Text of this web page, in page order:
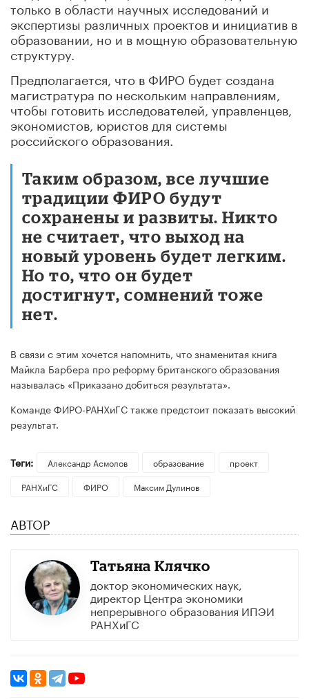
только в области научных исследований и
экспертизы различных проектов и инициатив в
образовании, но и в мощную образовательную
структуру.
Предполагается, что в ФИРО будет создана
магистратура по нескольким направлениям,
чтобы готовить исследователей, управленцев,
экономистов, юристов для системы
российского образования.
Таким образом, все лучшие
традиции ФИРО будут
сохранены и развиты. Никто
не считает, что выход на
новый уровень будет легким.
Но то, что он будет
достигнут, сомнений тоже
нет.
В связи с этим хочется напомнить, что знаменитая книга
Майкла Барбера про реформу британского образования
называлась «Приказано добиться результата».
Команде ФИРО-РАНХиГС также предстоит показать высокий
результат.
Теги: Александр Асмолов образование
проект
РАНХиГС
ФИРО Максим Дулинов
АВТОР
Татьяна Клячко
доктор экономических наук,
директор Центра экономики
непрерывного образования ИПЭИ
РАНХиГС